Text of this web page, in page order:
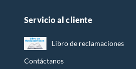
Servicio al cliente
Libro de reclamaciones
Contáctanos